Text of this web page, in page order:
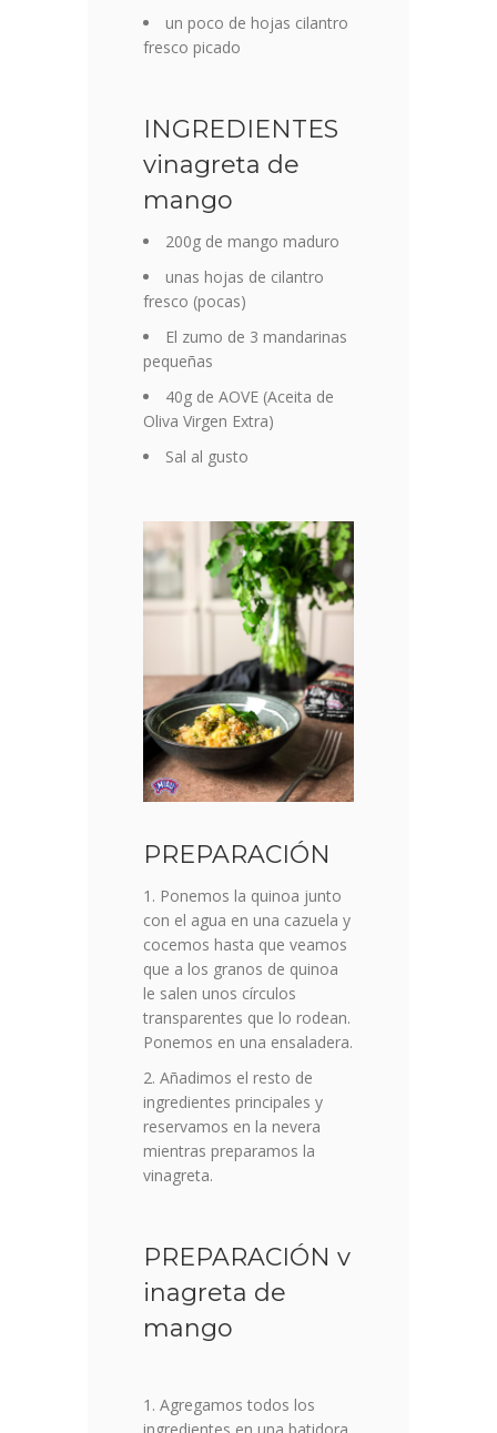
un poco de hojas cilantro
fresco picado
INGREDIENTES
vinagreta de
mango
200g de mango maduro
unas hojas de cilantro
fresco (pocas)
El zumo de 3 mandarinas
pequeñas
40g de AOVE (Aceita de
Oliva Virgen Extra)
Sal al gusto
PREPARACIÓN
Ponemos la quinoa junto
con el agua en una cazuela y
cocemos hasta que veamos
que a los granos de quinoa
le salen unos círculos
transparentes que lo rodean.
Ponemos en una ensaladera.
Añadimos el resto de
ingredientes principales y
reservamos en la nevera
mientras preparamos la
vinagreta.
PREPARACIÓN v
inagreta de
mango
Agregamos todos los